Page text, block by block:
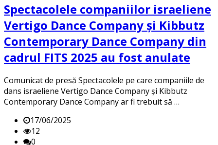
Spectacolele companiilor israeliene
Vertigo Dance Company şi Kibbutz
Contemporary Dance Company din
cadrul FITS 2025 au fost anulate
Comunicat de presă Spectacolele pe care companiile de
dans israeliene Vertigo Dance Company şi Kibbutz
Contemporary Dance Company ar fi trebuit să …
17/06/2025
12
0